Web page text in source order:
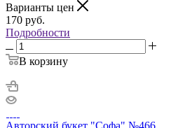
Варианты цен
170 руб.
Подробности
В корзину
Авторский букет "Софа" №466